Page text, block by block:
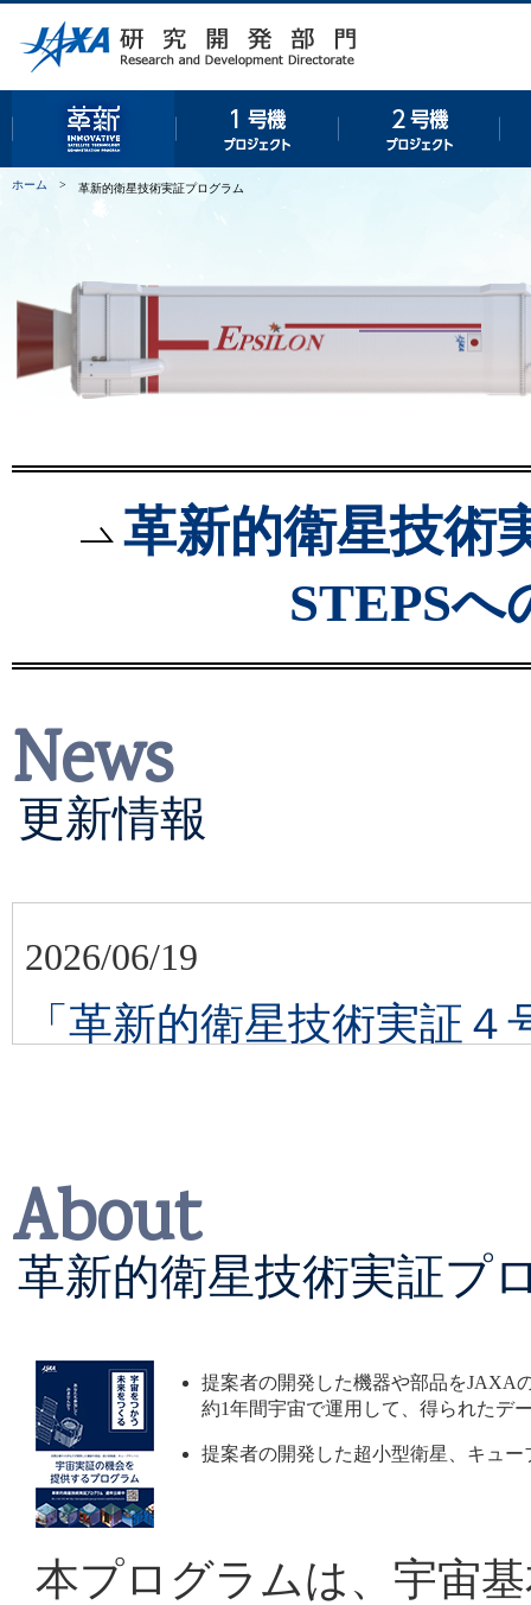
ホーム > 革新的衛星技術実証プログラム
革新的衛星技術
STEPS
News
更新情報
2026/06/19
「革新的衛星技術実証
「革新的衛星技術実証
リリースを掲載しました
2026/06/10
「革新的衛星技術実証
リリース
2026/06/09
About
革新的衛星技術実証プ
提案者の開発した機器や部品をJAXA
約1年間宇宙で運用して、得られたデ
提案者の開発した超小型衛星、キュ
本プログラムは、宇宙